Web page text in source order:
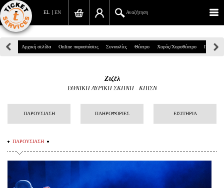
EN
EL Αναζήτηση
Πανεπιστημίου 39, Αθήνα
info@ticketservices.gr
Αναζήτηση
Σύνδεση/Εγγραφή
Προσωπικά Δεδομένα
Αρχική σελίδα Online παραστάσεις Συναυλίες Θέατρο Χορός/Χοροθέατρο Παιδικά
Ζιζέλ
ΕΘΝΙΚΗ ΛΥΡΙΚΗ ΣΚΗΝΗ - ΚΠΙΣΝ
ΠΑΡΟΥΣΙΑΣΗ ΠΛΗΡΟΦΟΡΙΕΣ ΕΙΣΙΤΗΡΙΑ
ΠΑΡΟΥΣΙΑΣΗ